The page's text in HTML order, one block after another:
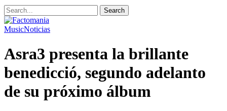
MusicNoticias
Asra3 presenta la brillante
benedicció, segundo adelanto
de su próximo álbum